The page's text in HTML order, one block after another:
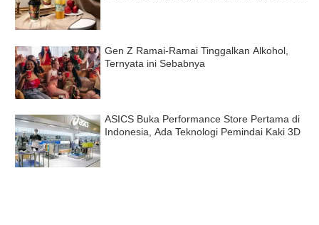
Gen Z Ramai-Ramai Tinggalkan Alkohol,
Ternyata ini Sebabnya
ASICS Buka Performance Store Pertama di
Indonesia, Ada Teknologi Pemindai Kaki 3D